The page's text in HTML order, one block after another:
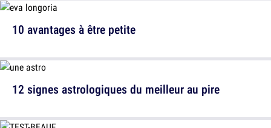
10 avantages à être petite
12 signes astrologiques du meilleur au pire